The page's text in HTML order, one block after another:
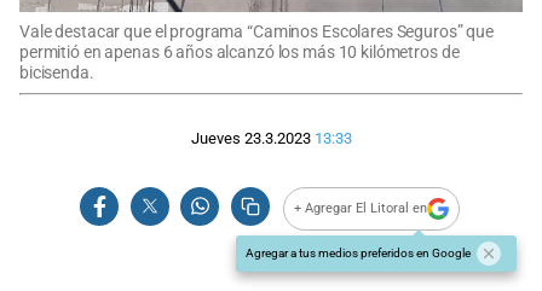
Vale destacar que el programa “Caminos Escolares Seguros” que
permitió en apenas 6 años alcanzó los más 10 kilómetros de
bicisenda.
Jueves 23.3.2023 13:33
+ Agregar El Litoral en
Agregar a tus medios preferidos en Google